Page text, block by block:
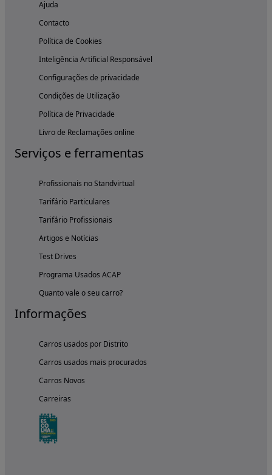
Ajuda
Contacto
Política de Cookies
Inteligência Artificial Responsável
Configurações de privacidade
Condições de Utilização
Política de Privacidade
Livro de Reclamações online
Serviços e ferramentas
Profissionais no Standvirtual
Tarifário Particulares
Tarifário Profissionais
Artigos e Notícias
Test Drives
Programa Usados ACAP
Quanto vale o seu carro?
Informações
Carros usados por Distrito
Carros usados mais procurados
Carros Novos
Carreiras